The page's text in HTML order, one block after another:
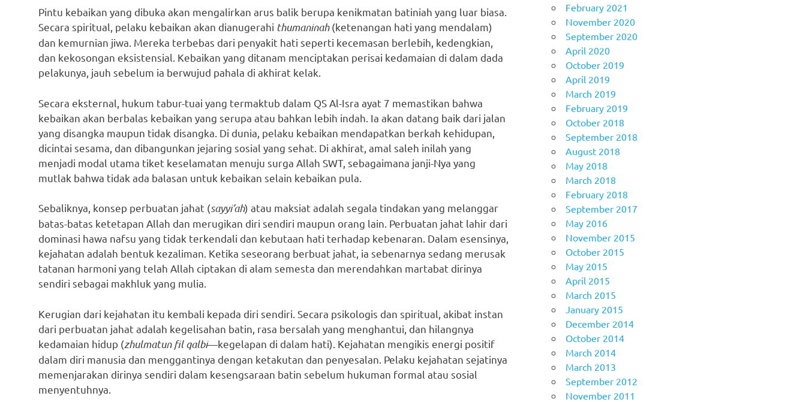
Pintu kebaikan yang dibuka akan mengalirkan arus balik berupa kenikmatan batiniah yang luar biasa.
Secara spiritual, pelaku kebaikan akan dianugerahi thumaninah(ketenangan hati yang mendalam)
dan kemurnian jiwa. Mereka terbebas dari penyakit hati seperti kecemasan berlebih, kedengkian,
dan kekosongan eksistensial. Kebaikan yang ditanam menciptakan perisai kedamaian di dalam dada
pelakunya, jauh sebelum ia berwujud pahala di akhirat kelak.
Secara eksternal, hukum tabur-tuai yang termaktub dalam QS Al-Isra ayat 7 memastikan bahwa
kebaikan akan berbalas kebaikan yang serupa atau bahkan lebih indah. Ia akan datang baik dari jalan
yang disangka maupun tidak disangka. Di dunia, pelaku kebaikan mendapatkan berkah kehidupan,
dicintai sesama, dan dibangunkan jejaring sosial yang sehat. Di akhirat, amal saleh inilah yang
menjadi modal utama tiket keselamatan menuju surga Allah SWT, sebagaimana janji-Nya yang
mutlak bahwa tidak ada balasan untuk kebaikan selain kebaikan pula.
Sebaliknya, konsep perbuatan jahat (sayyi’ah) atau maksiat adalah segala tindakan yang melanggar
batas-batas ketetapan Allah dan merugikan diri sendiri maupun orang lain. Perbuatan jahat lahir dari
dominasi hawa nafsu yang tidak terkendali dan kebutaan hati terhadap kebenaran. Dalam esensinya,
kejahatan adalah bentuk kezaliman. Ketika seseorang berbuat jahat, ia sebenarnya sedang merusak
tatanan harmoni yang telah Allah ciptakan di alam semesta dan merendahkan martabat dirinya
sendiri sebagai makhluk yang mulia.
Kerugian dari kejahatan itu kembali kepada diri sendiri. Secara psikologis dan spiritual, akibat instan
dari perbuatan jahat adalah kegelisahan batin, rasa bersalah yang menghantui, dan hilangnya
kedamaian hidup (zhulmatun fil qalbi—kegelapan di dalam hati). Kejahatan mengikis energi positif
dalam diri manusia dan menggantinya dengan ketakutan dan penyesalan. Pelaku kejahatan sejatinya
memenjarakan dirinya sendiri dalam kesengsaraan batin sebelum hukuman formal atau sosial
menyentuhnya.
February 2021
November 2020
September 2020
April 2020
October 2019
April 2019
March 2019
February 2019
October 2018
September 2018
August 2018
May 2018
March 2018
February 2018
September 2017
May 2016
November 2015
October 2015
May 2015
April 2015
March 2015
January 2015
December 2014
October 2014
March 2014
March 2013
September 2012
November 2011